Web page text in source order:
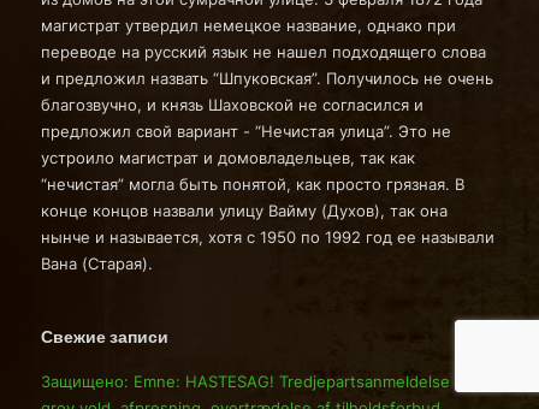
магистрат утвердил немецкое название, однако при
переводе на русский язык не нашел подходящего слова
и предложил назвать “Шпуковская”. Получилось не очень
благозвучно, и князь Шаховской не согласился и
предложил свой вариант - “Нечистая улица”. Это не
устроило магистрат и домовладельцев, так как
“нечистая” могла быть понятой, как просто грязная. В
конце концов назвали улицу Вайму (Духов), так она
нынче и называется, хотя с 1950 по 1992 год ее называли
Вана (Старая).
Свежие записи
Защищено: Emne: HASTESAG! Tredjepartsanmeldelse om